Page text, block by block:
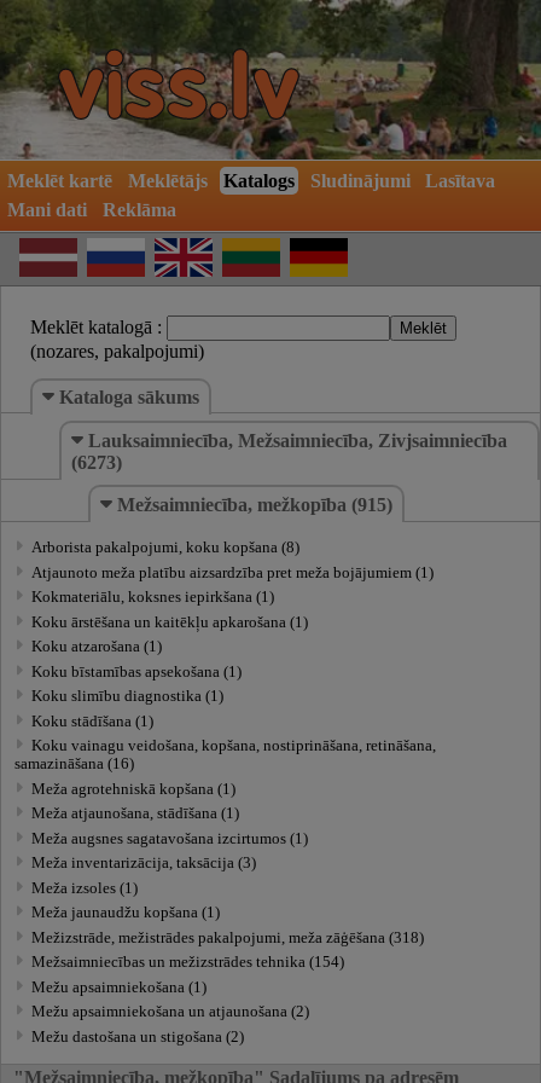
Meklēt kartē Meklētājs Katalogs Sludinājumi
Lasītava
Mani dati
Reklāma
Meklēt katalogā :
(nozares, pakalpojumi)
Kataloga sākums
Lauksaimniecība, Mežsaimniecība, Zivjsaimniecība
(6273)
Mežsaimniecība, mežkopība (915)
Arborista pakalpojumi, koku kopšana (8)
Atjaunoto meža platību aizsardzība pret meža bojājumiem (1)
Kokmateriālu, koksnes iepirkšana (1)
Koku ārstēšana un kaitēkļu apkarošana (1)
Koku atzarošana (1)
Koku bīstamības apsekošana (1)
Koku slimību diagnostika (1)
Koku stādīšana (1)
Koku vainagu veidošana, kopšana, nostiprināšana, retināšana,
samazināšana (16)
Meža agrotehniskā kopšana (1)
Meža atjaunošana, stādīšana (1)
Meža augsnes sagatavošana izcirtumos (1)
Meža inventarizācija, taksācija (3)
Meža izsoles (1)
Meža jaunaudžu kopšana (1)
Mežizstrāde, mežistrādes pakalpojumi, meža zāģēšana (318)
Mežsaimniecības un mežizstrādes tehnika (154)
Mežu apsaimniekošana (1)
Mežu apsaimniekošana un atjaunošana (2)
Mežu dastošana un stigošana (2)
"Mežsaimniecība, mežkopība" Sadalījums pa adresēm